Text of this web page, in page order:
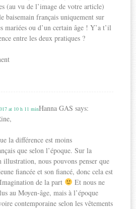
(au vu de l’image de votre article)
baisemain français uniquement sur
mariées ou d’un certain âge ! Y’a t’il
entre les deux pratiques ?
Hanna GAS says:
at 10 h 11 min
la différence est moins
que selon l’époque. Sur la
illustration, nous pouvons penser que
fiancée et son fiancé, donc cela est
de la part
Et nous ne
au Moyen-âge, mais à l’époque
contemporaine selon les vêtements